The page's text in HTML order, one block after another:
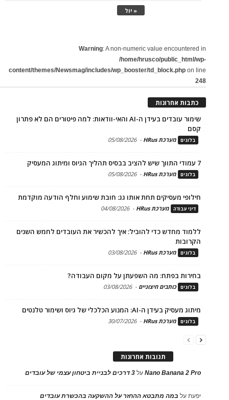
« יול
Warning: A non-numeric value encountered in
/home/hrusco/public_html/wp-
content/themes/Newsmag/includes/wp_booster/td_block.php on line
248
כתבות אחרונות
שימור עובדים בעידן ה-AI והאי-וודאות: למה פיטורים הם לא פתרון
קסם
בלוגים מערכת HRus -
05/08/2026
7 עמודי התווך שיש להציב בבסיס תהליך הגיוס ומיתוג המעסיק
בלוגים מערכת HRus -
05/08/2026
חילופי מעסיקים תחת אותו גג: חובת שימוע וחלף הודעה מוקדמת
דיני עבודה מערכת HRus -
04/08/2026
ללמוד מחדש כדי להוביל: איך להכשיר את העובדים לחמש השנים
הקרובות
בלוגים מערכת HRus -
03/08/2026
בחירות בפתח: מה השפעתן על מקום העבודה?
בלוגים כותבים חיצוניים -
03/08/2026
מיתוג מעסיק בעידן ה-AI: המנוע הכלכלי של גיוס ושימור טלנטים
בלוגים מערכת HRus -
30/07/2026
תגובות אחרונות
Nano Banana 2 Proעל 3 דרכים לבניית ביטחון עצמי של עובדים
יפעתעל במה מתבטא ההחזר על ההשקעה בהכשרת עובדים